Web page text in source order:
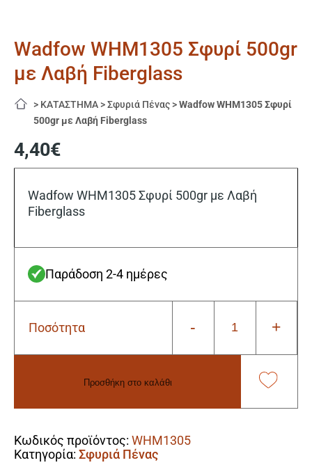
Wadfow WHM1305 Σφυρί 500gr
με Λαβή Fiberglass
> ΚΑΤΑΣΤΗΜΑ >Σφυριά Πένας >Wadfow WHM1305 Σφυρί
500gr με Λαβή Fiberglass
4,40€
Wadfow WHM1305 Σφυρί 500gr με Λαβή
Fiberglass
Παράδοση 2-4 ημέρες
Ποσότητα -
Wadfow
ποσότητα
+
Προσθήκη στο καλάθι
Κωδικός προϊόντος: WHM1305
Κατηγορία: Σφυριά Πένας